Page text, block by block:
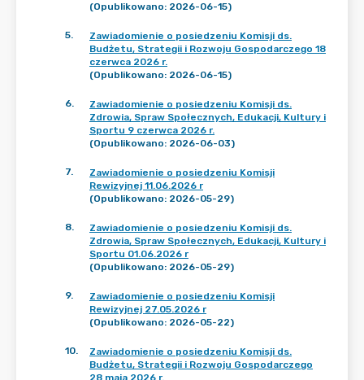
(Opublikowano: 2026-06-15)
5.
Zawiadomienie o posiedzeniu Komisji ds.
Budżetu, Strategii i Rozwoju Gospodarczego 18
czerwca 2026 r.
(Opublikowano: 2026-06-15)
6.
Zawiadomienie o posiedzeniu Komisji ds.
Zdrowia, Spraw Społecznych, Edukacji, Kultury i
Sportu 9 czerwca 2026 r.
(Opublikowano: 2026-06-03)
7.
Zawiadomienie o posiedzeniu Komisji
Rewizyjnej 11.06.2026 r
(Opublikowano: 2026-05-29)
8.
Zawiadomienie o posiedzeniu Komisji ds.
Zdrowia, Spraw Społecznych, Edukacji, Kultury i
Sportu 01.06.2026 r
(Opublikowano: 2026-05-29)
9.
Zawiadomienie o posiedzeniu Komisji
Rewizyjnej 27.05.2026 r
(Opublikowano: 2026-05-22)
10.
Zawiadomienie o posiedzeniu Komisji ds.
Budżetu, Strategii i Rozwoju Gospodarczego
28 maja 2026 r.